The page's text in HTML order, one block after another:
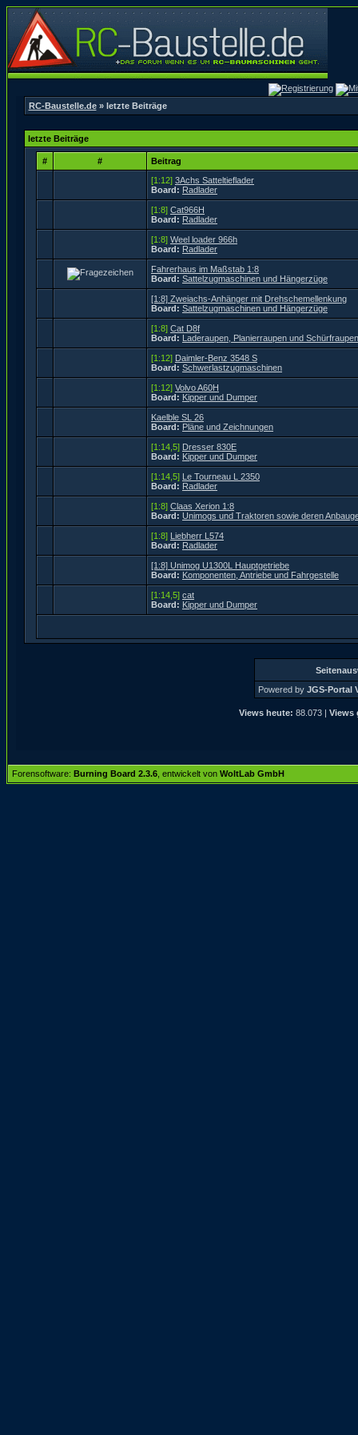
RC-Baustelle.de» letzte Beiträge
letzte Beiträge
# #
Beitrag
[1:12] 3Achs Satteltieflader
Board: Radlader
[1:8] Cat966H
Board: Radlader
[1:8] Weel loader 966h
Board: Radlader
Fahrerhaus im Maßstab 1:8
Board: Sattelzugmaschinen und Hängerzüge
[1:8] Zweiachs-Anhänger mit Drehschemellenkung
Board: Sattelzugmaschinen und Hängerzüge
[1:8] Cat D8f
Board: Laderaupen, Planierraupen und Schürfraupen
[1:12] Daimler-Benz 3548 S
Board: Schwerlastzugmaschinen
[1:12] Volvo A60H
Board: Kipper und Dumper
Kaelble SL 26
Board: Pläne und Zeichnungen
[1:14,5] Dresser 830E
Board: Kipper und Dumper
[1:14,5] Le Tourneau L 2350
Board: Radlader
[1:8] Claas Xerion 1:8
Board: Unimogs und Traktoren sowie deren
[1:8] Liebherr L574
Board: Radlader
[1:8] Unimog U1300L Hauptgetriebe
Board: Komponenten, Antriebe und Fahrgestelle
[1:14,5] cat
Board: Kipper und Dumper
Powered by JGS-Portal
Views heute: 88.073 | Views
Forensoftware: Burning Board 2.3.6 , entwickelt von WoltLab GmbH